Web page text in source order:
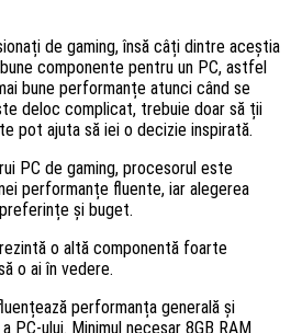
de gaming, însă câți dintre aceștia
componente pentru un PC, astfel
bune performanțe atunci când se
deloc complicat, trebuie doar să ții
pot ajuta să iei o decizie inspirată.
PC de gaming, procesorul este
performanțe fluente, iar alegerea
și buget.
o altă componentă foarte
o ai în vedere.
performanța generală și
PC-ului. Minimul necesar 8GB RAM